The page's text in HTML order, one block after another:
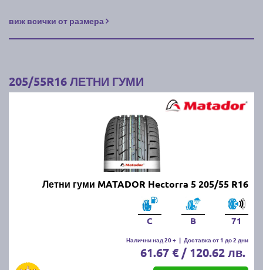
виж всички от размера
205/55R16 ЛЕТНИ ГУМИ
Летни гуми MATADOR Hectorra 5 205/55 R16
C B 71
Налични над 20 + | Доставка от 1 до 2 дни
61.67 € / 120.62 лв.